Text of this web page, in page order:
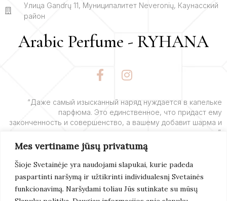
Mes vertiname jūsų privatumą
Šioje Svetainėje yra naudojami slapukai, kurie padeda
paspartinti naršymą ir užtikrinti individualesnį Svetainės
funkcionavimą. Naršydami toliau Jūs sutinkate su mūsų
Улица Gandrų 11, Муниципалитет Neveronių, Каунасский
район
Arabic Perfume - RYHANA
F
a
e
b
o
o
k
-
f
I
n
t
a
g
r
a
m
“Даже самый изысканный наряд нуждается в капельке
парфюма. Это единственное, что придаст ему
законченность и совершенство, а вашему добавит шарма и
очарования”.
Подробнее